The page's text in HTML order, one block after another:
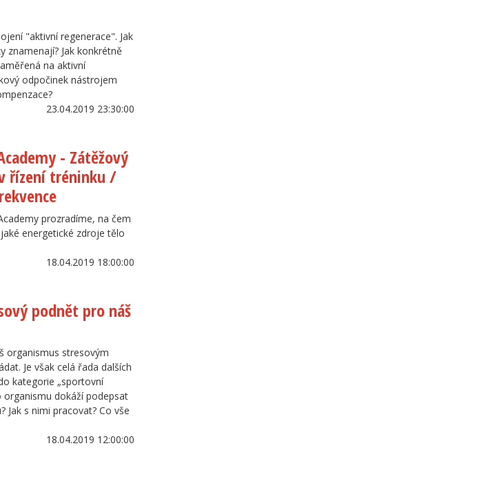
"aktivní regenerace". Jak
Jak konkrétně
na aktivní
odpočinek nástrojem
23.04.2019 23:30:00
- Zátěžový
řízení tréninku /
prozradíme, na čem
energetické zdroje tělo
18.04.2019 18:00:00
podnět pro náš
organismus stresovým
Je však celá řada dalších
kategorie „sportovní
dokáží podepsat
Jak s nimi pracovat? Co vše
18.04.2019 12:00:00